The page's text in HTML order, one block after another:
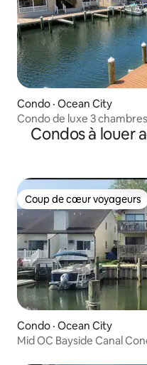
Condo · Ocean City
Condo de luxe 3
intérieure, à deux pas de
Condos à louer
Coup de cœur voyageurs
Coup de cœur voyageurs
Condo · Ocean City
Mid OC Bayside Canal